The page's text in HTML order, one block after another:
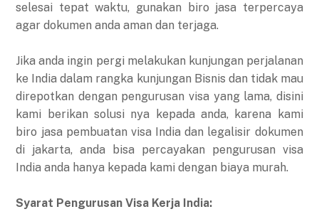
selesai tepat waktu, gunakan biro jasa terpercaya
agar dokumen anda aman dan terjaga.
Jika anda ingin pergi melakukan kunjungan perjalanan
ke India dalam rangka kunjungan Bisnis dan tidak mau
direpotkan dengan pengurusan visa yang lama, disini
kami berikan solusi nya kepada anda, karena kami
biro jasa pembuatan visa India dan legalisir dokumen
di jakarta, anda bisa percayakan pengurusan visa
India anda hanya kepada kami dengan biaya murah.
Syarat Pengurusan Visa Kerja India: